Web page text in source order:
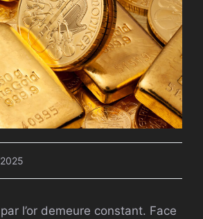
l’or demeure constant. Face